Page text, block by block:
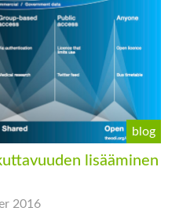
blog
lisääminen
2016